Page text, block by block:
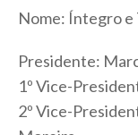
Nome: Íntegro
Presidente:
1º Vice-
2º Vice-